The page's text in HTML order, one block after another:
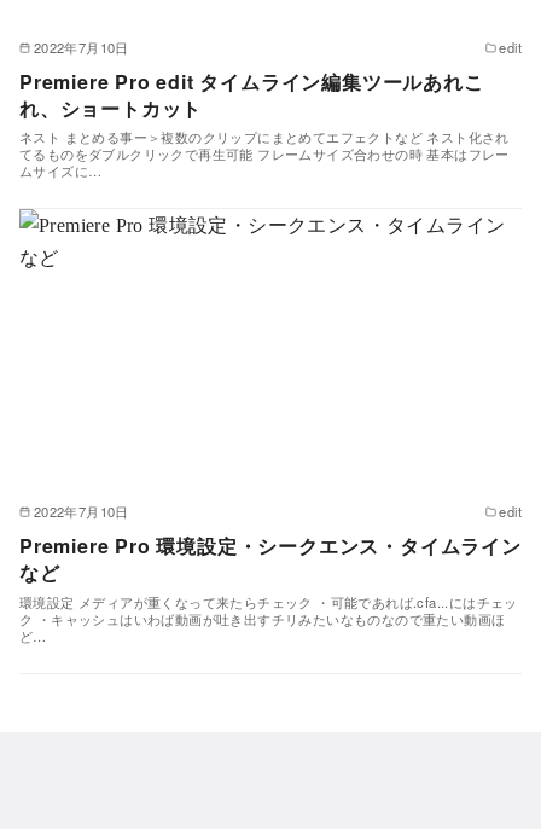
2022年7月10日 edit
Premiere Pro edit タイムライン編集ツールあれこ
れ、ショートカット
ネスト まとめる事ー＞複数のクリップにまとめてエフェクトなど ネスト化され
てるものをダブルクリックで再生可能 フレームサイズ合わせの時 基本はフレー
ムサイズに…
2022年7月10日 edit
Premiere Pro 環境設定・シークエンス・タイムライン
など
環境設定 メディアが重くなって来たらチェック ・可能であれば.cfa...にはチェッ
ク ・キャッシュはいわば動画が吐き出すチリみたいなものなので重たい動画ほ
ど…